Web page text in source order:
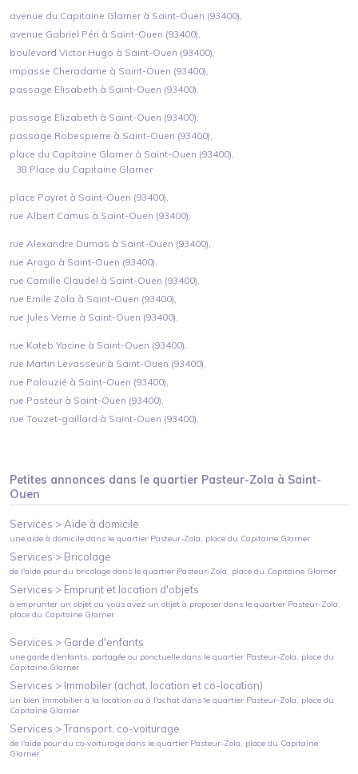
avenue du Capitaine Glarner à Saint-Ouen (93400),
avenue Gabriel Péri à Saint-Ouen (93400),
boulevard Victor Hugo à Saint-Ouen (93400),
impasse Cheradame à Saint-Ouen (93400),
passage Elisabeth à Saint-Ouen (93400),
passage Elizabeth à Saint-Ouen (93400),
passage Robespierre à Saint-Ouen (93400),
place du Capitaine Glarner à Saint-Ouen (93400),
38 Place du Capitaine Glarner
place Payret à Saint-Ouen (93400),
rue Albert Camus à Saint-Ouen (93400),
rue Alexandre Dumas à Saint-Ouen (93400),
rue Arago à Saint-Ouen (93400),
rue Camille Claudel à Saint-Ouen (93400),
rue Emile Zola à Saint-Ouen (93400),
rue Jules Verne à Saint-Ouen (93400),
rue Kateb Yacine à Saint-Ouen (93400),
rue Martin Levasseur à Saint-Ouen (93400),
rue Palouzié à Saint-Ouen (93400),
rue Pasteur à Saint-Ouen (93400),
rue Touzet-gaillard à Saint-Ouen (93400),
Petites annonces dans le quartier Pasteur-Zola à Saint-
Ouen
Services >Aide à domicile
une aide à domicile dans le quartier Pasteur-Zola, place du Capitaine Glarner
Services > Bricolage
de l'aide pour du bricolage dans le quartier Pasteur-Zola, place du Capitaine Glarner
Services > Emprunt et location d'objets
à emprunter un objet ou vous avez un objet à proposer dans le quartier Pasteur-Zola,
place du Capitaine Glarner
Services > Garde d'enfants
une garde d'enfants, partagée ou ponctuelle dans le quartier Pasteur-Zola, place du
Capitaine Glarner
Services > Immobiler (achat, location et co-location)
un bien immobilier à la location ou à l'achat dans le quartier Pasteur-Zola, place du
Capitaine Glarner
Services >Transport, co-voiturage
de l'aide pour du co-voiturage dans le quartier Pasteur-Zola, place du Capitaine
Glarner